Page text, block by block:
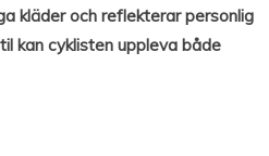
kläder och reflekterar personlig
kan cyklisten uppleva både